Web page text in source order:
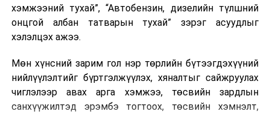
ӨМНӨХ МЭДЭЭ
БНХАУ-ын Онцгой байдлын удирдлагын яамтай
дэвшилтэт технологи, тоног төхөөрөмжийн чиглэлээр
хамтран ажиллана
хэмжээний тухай”, “Автобензин, дизелийн түлшний
онцгой албан татварын тухай” зэрэг асуудлыг
хэлэлцэх ажээ.
Мөн хүнсний зарим гол нэр төрлийн бүтээгдэхүүний
нийлүүлэлтийг бүртгэлжүүлэх, хяналтыг сайжруулах
чиглэлээр авах арга хэмжээ, төсвийн зардлын
санхүүжилтэд эрэмбэ тогтоох, төсвийн хэмнэлт,